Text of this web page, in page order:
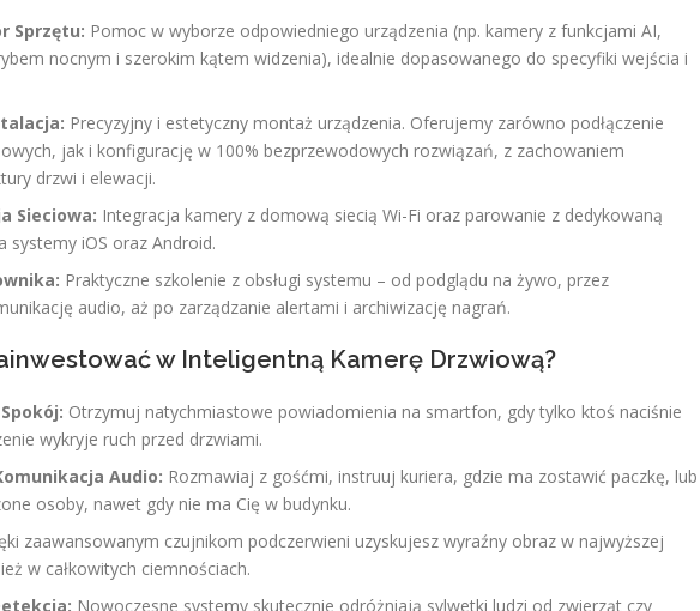
Sprzętu: Pomoc w wyborze odpowiedniego urządzenia (np. kamery z funkcjami AI,
nocnym i szerokim kątem widzenia), idealnie dopasowanego do specyfiki wejścia i
Precyzyjny i estetyczny montaż urządzenia. Oferujemy zarówno podłączenie
jak i konfigurację w 100% bezprzewodowych rozwiązań, z zachowaniem
drzwi i elewacji.
Sieciowa: Integracja kamery z domową siecią Wi-Fi oraz parowanie z dedykowaną
systemy iOS oraz Android.
Praktyczne szkolenie z obsługi systemu – od podglądu na żywo, przez
audio, aż po zarządzanie alertami i archiwizację nagrań.
w Inteligentną Kamerę Drzwiową?
Otrzymuj natychmiastowe powiadomienia na smartfon, gdy tylko ktoś naciśnie
wykryje ruch przed drzwiami.
Audio: Rozmawiaj z gośćmi, instruuj kuriera, gdzie ma zostawić paczkę, lub
osoby, nawet gdy nie ma Cię w budynku.
zaawansowanym czujnikom podczerwieni uzyskujesz wyraźny obraz w najwyższej
w całkowitych ciemnościach.
Nowoczesne systemy skutecznie odróżniają sylwetki ludzi od zwierząt czy